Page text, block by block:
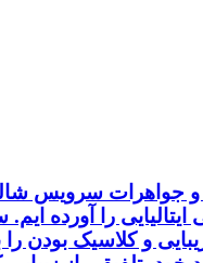
جواهرات سرویس
را آورده
و کلاسیک بودن را